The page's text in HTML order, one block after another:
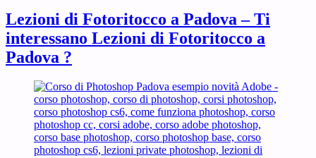
Lezioni di Fotoritocco a Padova – Ti
interessano Lezioni di Fotoritocco a
Padova ?